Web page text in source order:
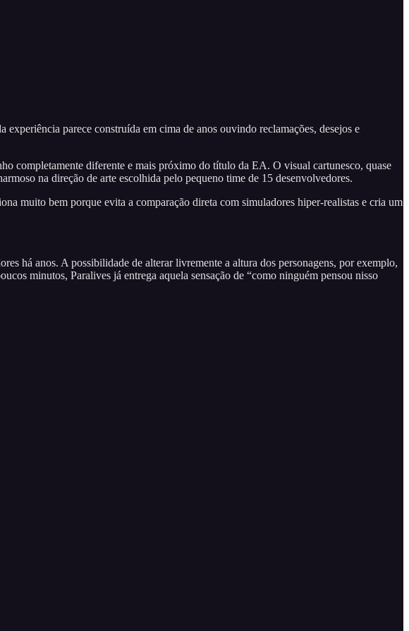
parece construída em cima de anos ouvindo reclamações, desejos e
completamente diferente e mais próximo do título da EA. O visual cartunesco, quase
na direção de arte escolhida pelo pequeno time de 15 desenvolvedores.
muito bem porque evita a comparação direta com simuladores hiper-realistas e cria um
há anos. A possibilidade de alterar livremente a altura dos personagens, por exemplo,
minutos, Paralives já entrega aquela sensação de “como ninguém pensou nisso